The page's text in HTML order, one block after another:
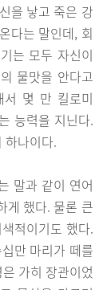
을 낳고 죽은 강
다는 말인데, 회
는 모두 자신이
물맛을 안다고
서 몇 만 킬로미
능력을 지닌다.
하나이다.
말과 같이 연어
게 했다. 물론 큰
적이기도 했다.
만 마리가 떼를
가히 장관이었